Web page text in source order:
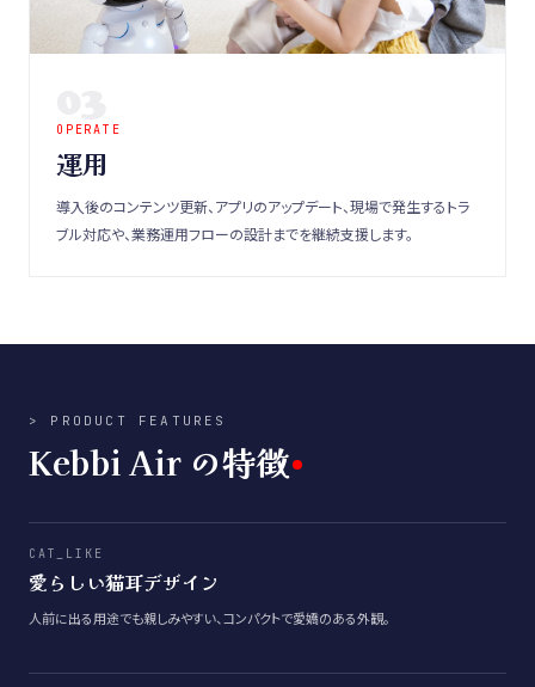
OPERATE
運用
導入後のコンテンツ更新、アプリのアップデート、現場で発生するトラ
ブル対応や、業務運用フローの設計までを継続支援します。
> PRODUCT FEATURES
Kebbi Air の特徴
CAT_LIKE
愛らしい猫耳デザイン
人前に出る用途でも親しみやすい、コンパクトで愛嬌のある外観。